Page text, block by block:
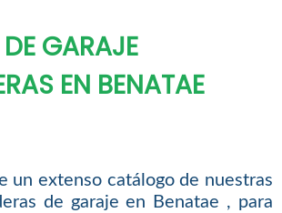
GARAJE
EN BENATAE
un extenso catálogo de nuestras
de garaje en Benatae , para